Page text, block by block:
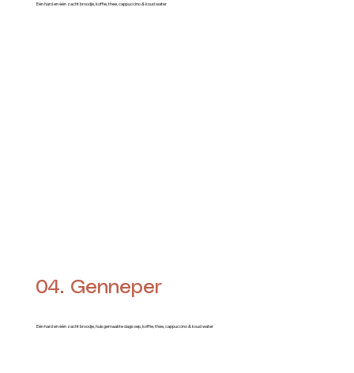
Eén hard en één zacht broodje, koffie, thee, cappuccino & koud water
04. Genneper
Eén hard en één zacht broodje, huisgemaakte dagsoep, koffie, thee, cappuccino & koud water